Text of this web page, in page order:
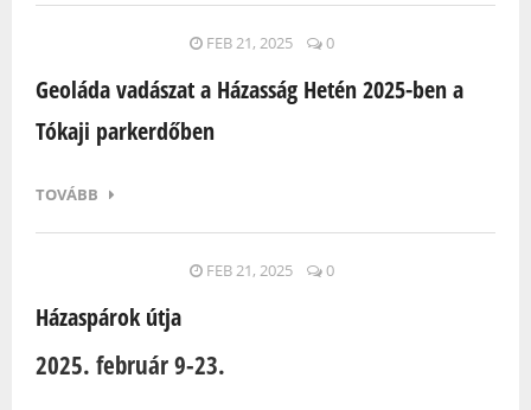
FEB 21, 2025 0
Geoláda vadászat a Házasság Hetén 2025-ben a
Tókaji parkerdőben
TOVÁBB
FEB 21, 2025 0
Házaspárok útja
2025. február 9-23.